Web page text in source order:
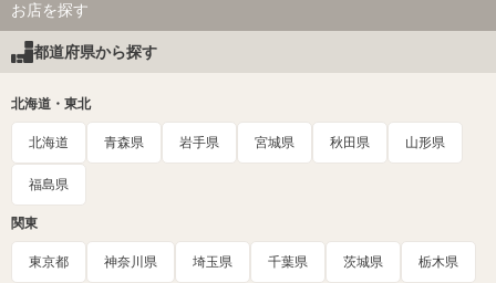
お店を探す
都道府県から探す
北海道・東北
北海道 青森県 岩手県 宮城県 秋田県 山形県
福島県
関東
東京都 神奈川県 埼玉県 千葉県 茨城県 栃木県